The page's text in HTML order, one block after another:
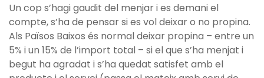
Un cop s’hagi gaudit del menjar i es demani el
compte, s’ha de pensar si es vol deixar o no propina.
Als Països Baixos és normal deixar propina – entre un
5% i un 15% de l’import total – si el que s’ha menjat i
begut ha agradat i s’ha quedat satisfet amb el